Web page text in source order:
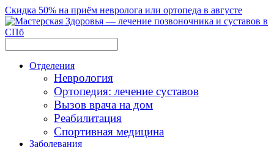
Скидка 50% на приём невролога или ортопеда в августе
Отделения
Неврология
Ортопедия: лечение суставов
Вызов врача на дом
Реабилитация
Спортивная медицина
Заболевания